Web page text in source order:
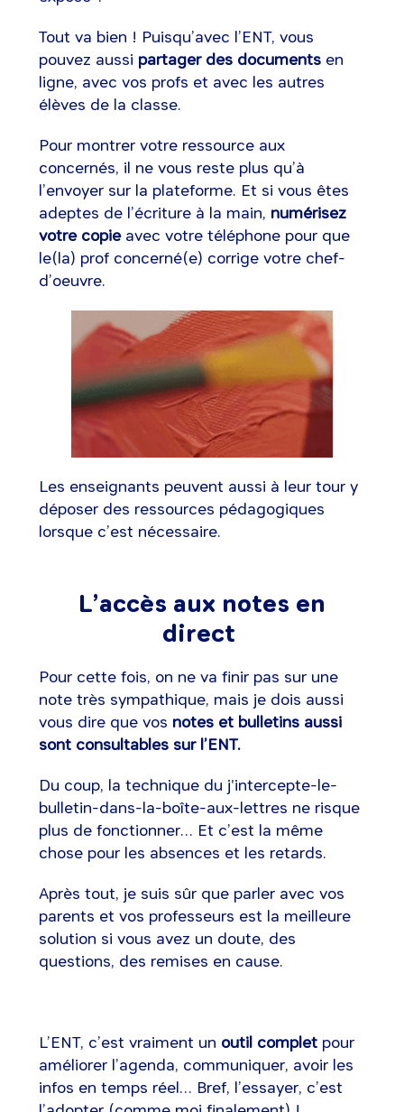
Tout va bien ! Puisqu’avec l’ENT, vous
pouvez aussi partager des documentsen
ligne, avec vos profs et avec les autres
élèves de la classe.
Pour montrer votre ressource aux
concernés, il ne vous reste plus qu’à
l’envoyer sur la plateforme. Et si vous êtes
adeptes de l’écriture à la main, numérisez
votre copieavec votre téléphone pour que
le(la) prof concerné(e) corrige votre chef-
d’oeuvre.
Les enseignants peuvent aussi à leur tour y
déposer des ressources pédagogiques
lorsque c’est nécessaire.
L’accès aux notes en
direct
Pour cette fois, on ne va finir pas sur une
note très sympathique, mais je dois aussi
vous dire que vos notes et bulletins aussi
sont consultables sur l’ENT.
Du coup, la technique du j'intercepte-le-
bulletin-dans-la-boîte-aux-lettres ne risque
plus de fonctionner… Et c’est la même
chose pour les absences et les retards.
Après tout, je suis sûr que parler avec vos
parents et vos professeurs est la meilleure
solution si vous avez un doute, des
questions, des remises en cause.
L’ENT, c’est vraiment un outil completpour
améliorer l’agenda, communiquer, avoir les
infos en temps réel… Bref, l’essayer, c’est